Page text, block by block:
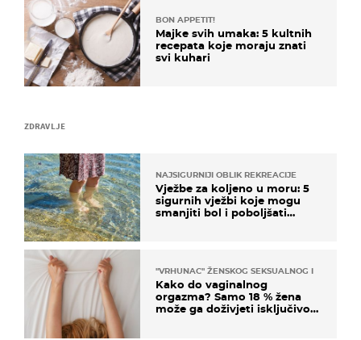
ZDRAVLJE
NAJSIGURNIJI OBLIK REKREACIJE
Vježbe za koljeno u moru: 5
sigurnih vježbi koje mogu
smanjiti bol i poboljšati
"VRHUNAC" ŽENSKOG SEKSUALNOG ISKUSTVA
Kako do vaginalnog
orgazma? Samo 18 % žena
može ga doživjeti isključivo
BON APPETIT!
Majke svih umaka: 5 kultnih
recepata koje moraju znati
svi kuhari